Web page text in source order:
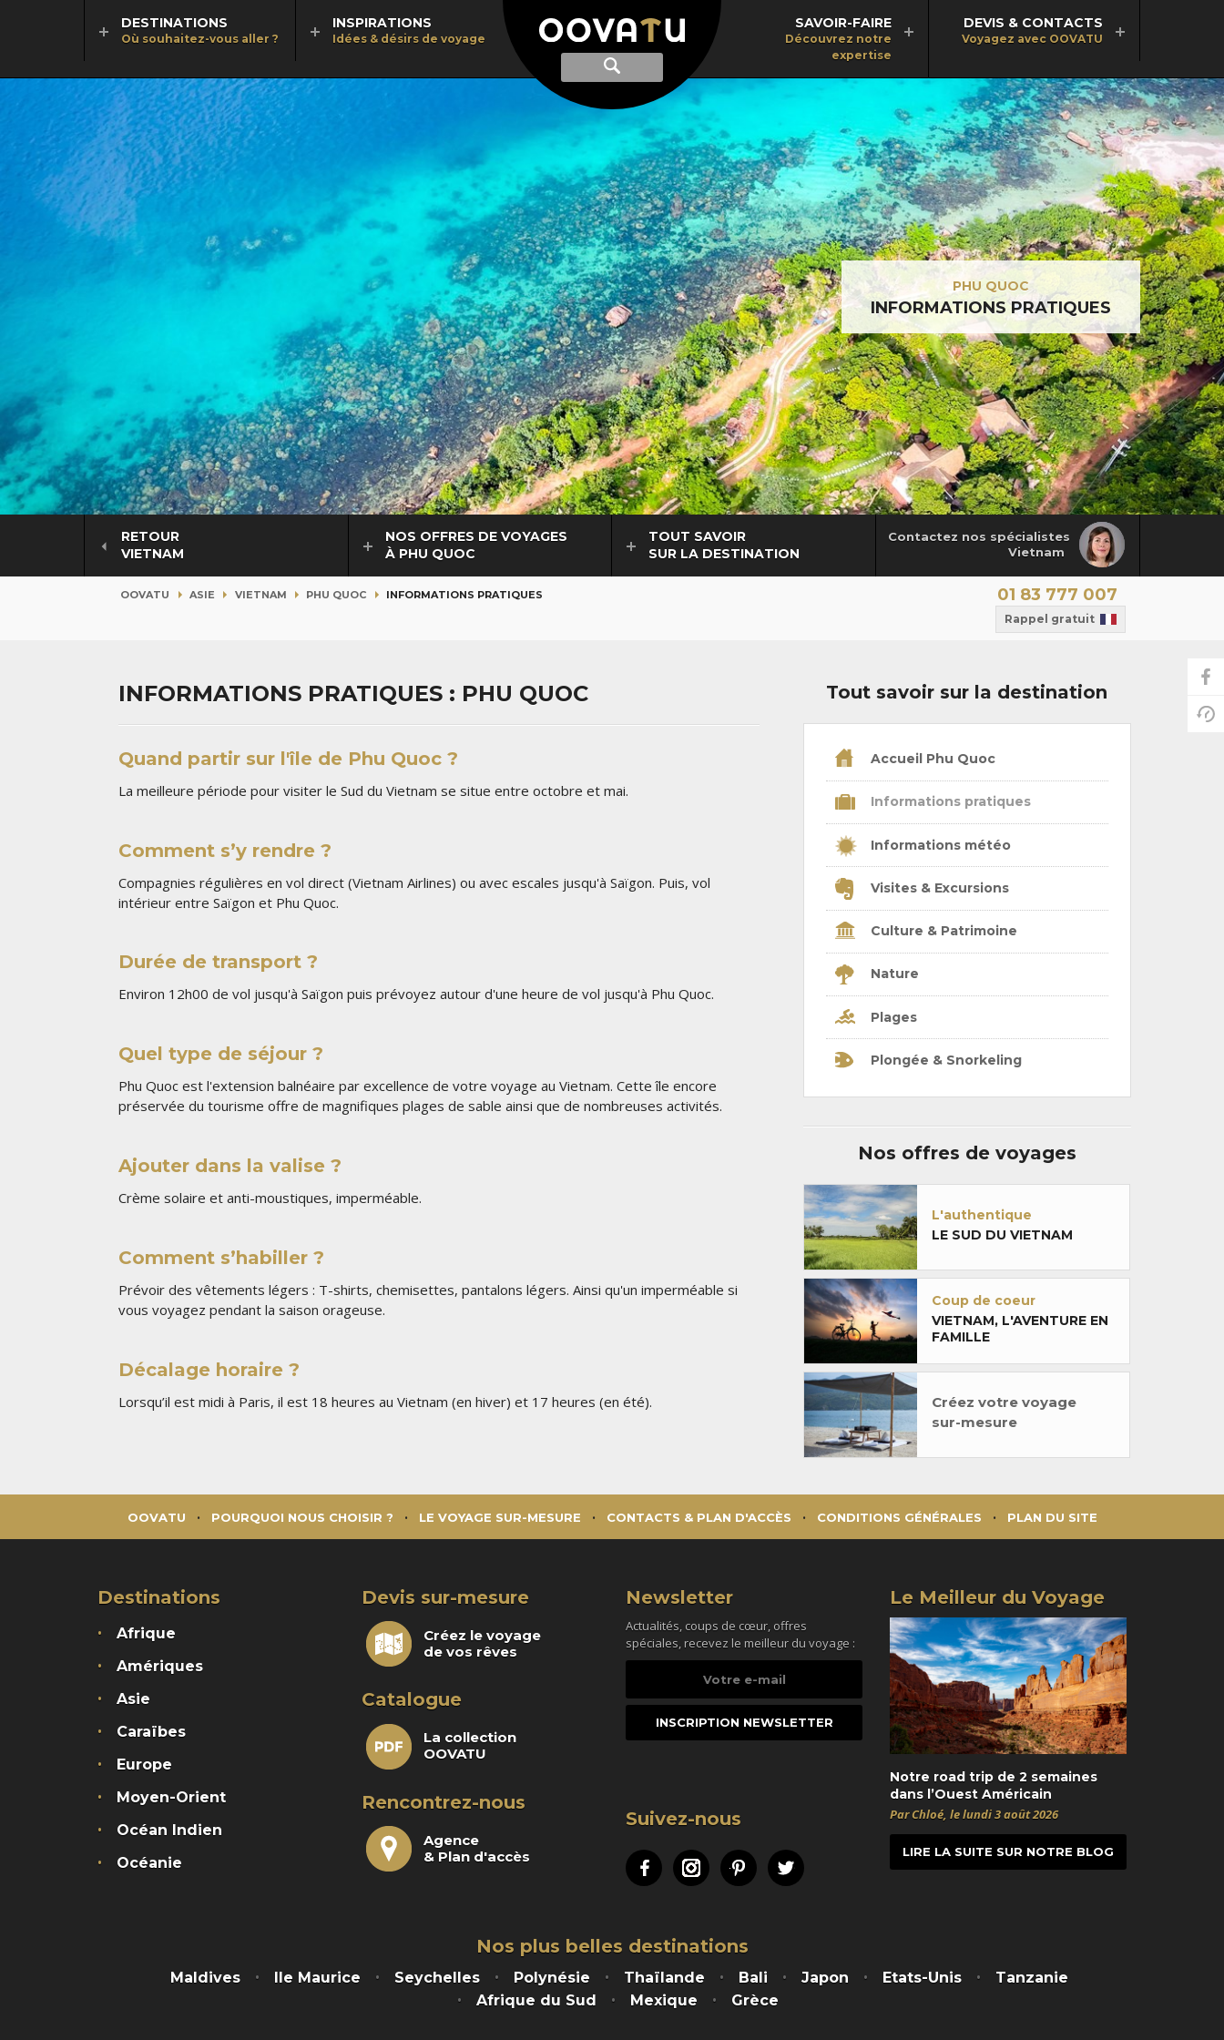
Afficher
recherche
Recherche
DESTINATIONS
Où souhaitez-vous aller ?
INSPIRATIONS
Idées & désirs de voyage
SAVOIR-FAIRE
Découvrez notre
expertise
DEVIS & CONTACTS
Voyagez avec OOVATU
PHU QUOC
INFORMATIONS PRATIQUES
Contactez nos spécialistes
Vietnam
RETOUR
VIETNAM
NOS OFFRES DE VOYAGES
À PHU QUOC
TOUT SAVOIR
SUR LA DESTINATION
OOVATU ASIE VIETNAM PHU QUOC INFORMATIONS PRATIQUES 01 83 777 007
Rappel gratuit
INFORMATIONS PRATIQUES : PHU QUOC
Quand partir sur l'île de Phu Quoc ?
La meilleure période pour visiter le Sud du Vietnam se situe entre octobre et mai.
Comment s’y rendre ?
Compagnies régulières en vol direct (Vietnam Airlines) ou avec escales jusqu'à Saïgon. Puis, vol
intérieur entre Saïgon et Phu Quoc.
Durée de transport ?
Environ 12h00 de vol jusqu'à Saïgon puis prévoyez autour d'une heure de vol jusqu'à Phu Quoc.
Quel type de séjour ?
Phu Quoc est l'extension balnéaire par excellence de votre voyage au Vietnam. Cette île encore
préservée du tourisme offre de magnifiques plages de sable ainsi que de nombreuses activités.
Ajouter dans la valise ?
Crème solaire et anti-moustiques, imperméable.
Comment s’habiller ?
Prévoir des vêtements légers : T-shirts, chemisettes, pantalons légers. Ainsi qu'un imperméable si
vous voyagez pendant la saison orageuse.
Décalage horaire ?
Lorsqu’il est midi à Paris, il est 18 heures au Vietnam (en hiver) et 17 heures (en été).
Tout savoir sur la destination
Accueil Phu Quoc
Informations pratiques
Informations météo
Visites & Excursions
Culture & Patrimoine
Nature
Plages
Plongée & Snorkeling
Nos offres de voyages
L'authentique
LE SUD DU VIETNAM
Coup de coeur
VIETNAM, L'AVENTURE EN
FAMILLE
Créez votre voyage
sur-mesure
OOVATU POURQUOI NOUS CHOISIR ? LE VOYAGE SUR-MESURE CONTACTS & PLAN D'ACCÈS CONDITIONS GÉNÉRALES PLAN DU SITE
Destinations
Afrique
Amériques
Asie
Caraïbes
Europe
Moyen-Orient
Océan Indien
Océanie
Devis sur-mesure
Créez le voyage
de vos rêves
Catalogue
La collection
OOVATU
Rencontrez-nous
Agence
& Plan d'accès
Newsletter
Actualités, coups de cœur, offres
spéciales, recevez le meilleur du voyage :
Suivez-nous
FacebookInstagramPinterestTwitter
Le Meilleur du Voyage
Notre road trip de 2 semaines
dans l’Ouest Américain
Par Chloé, le lundi 3 août 2026
LIRE LA SUITE SUR NOTRE BLOG
Nos plus belles destinations
Maldives Ile Maurice Seychelles Polynésie Thaïlande Bali Japon Etats-Unis
Tanzanie
Afrique du Sud
Mexique Grèce